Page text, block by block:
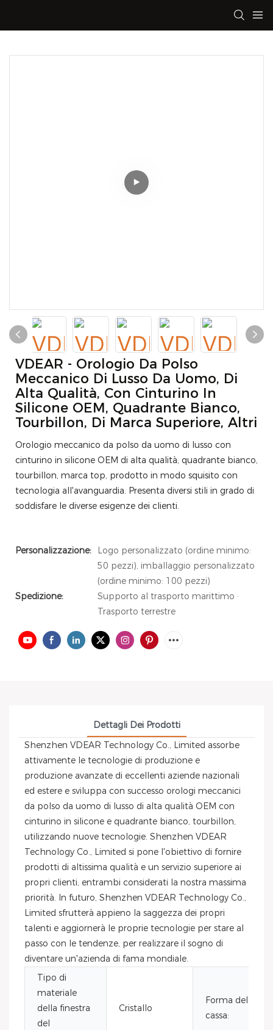
VDEAR - Orologio Da Polso
Meccanico Di Lusso Da Uomo, Di
Alta Qualità, Con Cinturino In
Silicone OEM, Quadrante Bianco,
Tourbillon, Di Marca Superiore, Altri
Orologio meccanico da polso da uomo di lusso con
cinturino in silicone OEM di alta qualità, quadrante bianco,
tourbillon, marca top, prodotto in modo squisito con
tecnologia all'avanguardia. Presenta diversi stili in grado di
soddisfare le diverse esigenze dei clienti.
Personalizzazione:
Logo personalizzato (ordine minimo:
50 pezzi), imballaggio personalizzato
(ordine minimo: 100 pezzi)
Spedizione:
Supporto al trasporto marittimo ·
Trasporto terrestre
Dettagli Dei Prodotti
Shenzhen VDEAR Technology Co., Limited assorbe
attivamente le tecnologie di produzione e
produzione avanzate di eccellenti aziende nazionali
ed estere e sviluppa con successo orologi meccanici
da polso da uomo di lusso di alta qualità OEM con
cinturino in silicone e quadrante bianco, tourbillon,
utilizzando nuove tecnologie. Shenzhen VDEAR
Technology Co., Limited si pone l'obiettivo di fornire
prodotti di altissima qualità e un servizio superiore ai
propri clienti, entrambi considerati la nostra massima
priorità. In futuro, Shenzhen VDEAR Technology Co.,
Limited sfrutterà appieno la saggezza dei propri
talenti e aggiornerà le proprie tecnologie per stare al
passo con le tendenze, per realizzare il sogno di
diventare un'azienda di fama mondiale.
Tipo di
materiale
della finestra
del
Cristallo
Forma della
cassa: